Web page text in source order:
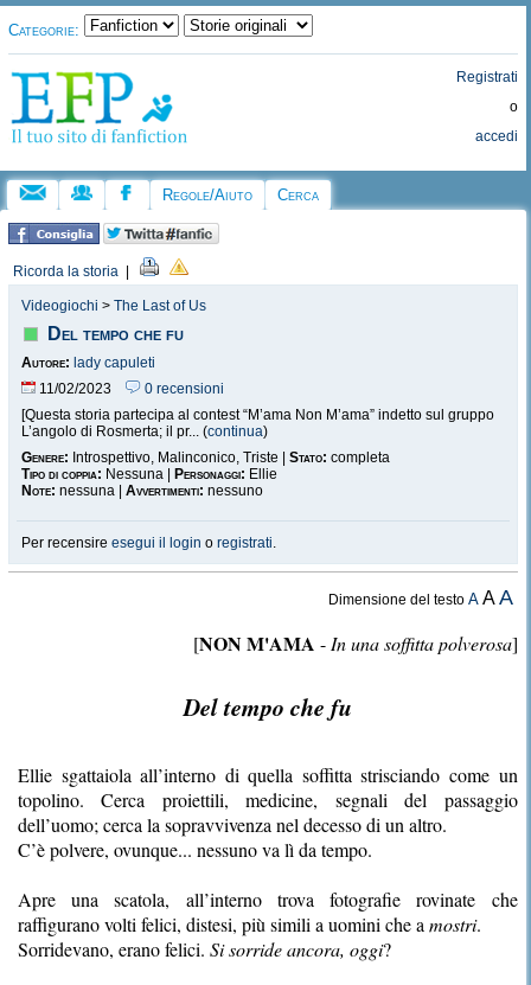
Categorie:
Registrati
o
accedi
Regole/Aiuto Cerca
Ricorda la storia
Videogiochi > The Last of Us
Del tempo che fu
Autore: lady capuleti
11/02/2023
0 recensioni
[Questa storia partecipa al contest “M’ama Non M’ama” indetto sul gruppo
L’angolo di Rosmerta; il pr... (continua)
Genere: Introspettivo, Malinconico, Triste | Stato: completa
Tipo di coppia: Nessuna | Personaggi: Ellie
Note: nessuna | Avvertimenti: nessuno
Per recensire esegui il login o registrati.
Dimensione del testoA AA
[NON M'AMA - In una soffitta polverosa]
Del tempo che fu
Ellie sgattaiola all’interno di quella soffitta strisciando come un
topolino. Cerca proiettili, medicine, segnali del passaggio
dell’uomo; cerca la sopravvivenza nel decesso di un altro.
C’è polvere, ovunque... nessuno va lì da tempo.
Apre una scatola, all’interno trova fotografie rovinate che
raffigurano volti felici, distesi, più simili a uomini che a mostri.
Sorridevano, erano felici. Si sorride ancora, oggi?